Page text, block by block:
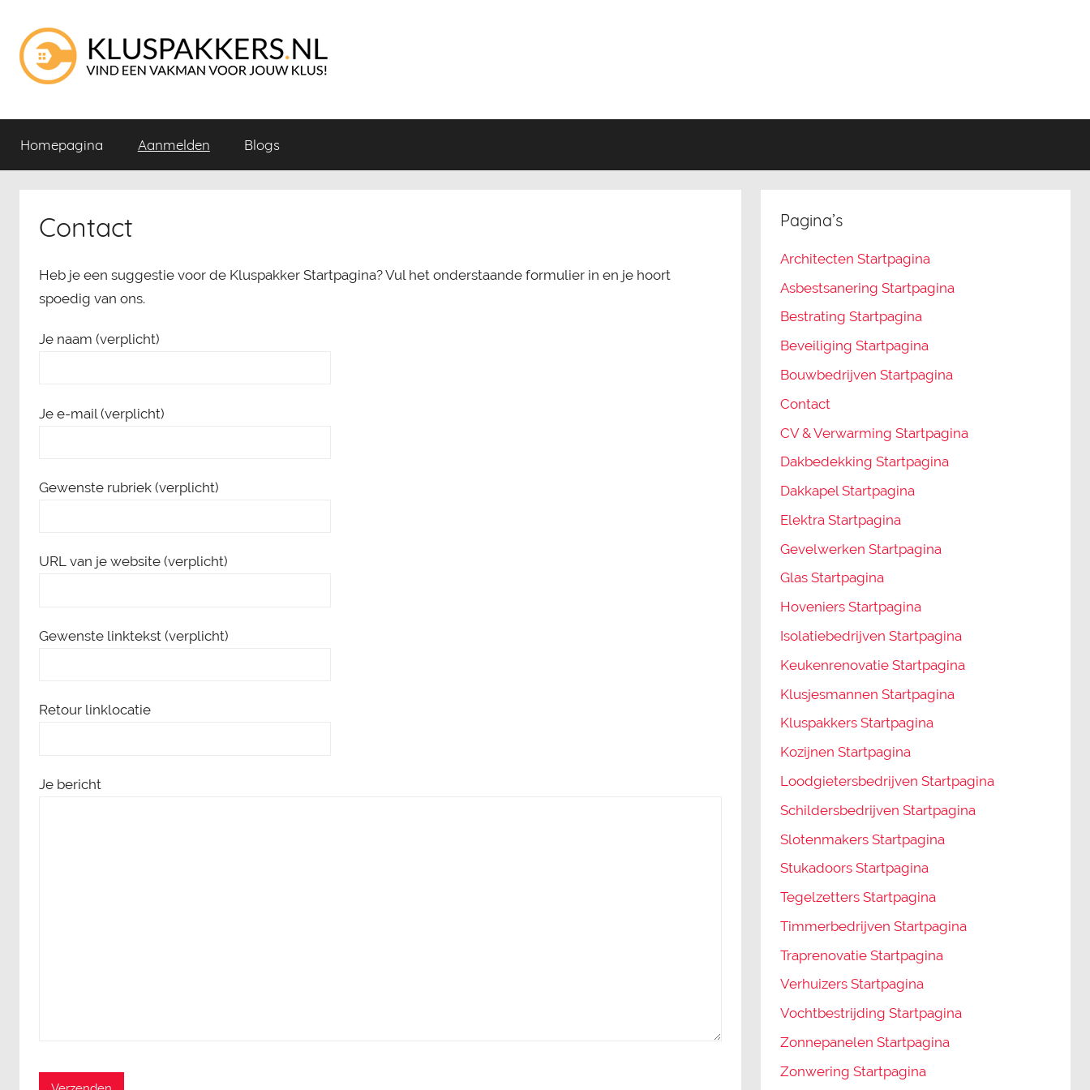
inhoud
springen
Kluspakkers
Startpagina
Kluspakkers
vind
vakman
jouw
Homepagina Aanmelden Blogs
Contact
Heb je een suggestie voor de Kluspakker Startpagina? Vul het onderstaande formulier in en je hoort
spoedig van ons.
Je naam (verplicht)
Je e-mail (verplicht)
Gewenste rubriek (verplicht)
URL van je website (verplicht)
Gewenste linktekst (verplicht)
Retour linklocatie
Je bericht
Pagina’s
Architecten Startpagina
Asbestsanering Startpagina
Bestrating Startpagina
Beveiliging Startpagina
Bouwbedrijven Startpagina
Contact
CV & Verwarming Startpagina
Dakbedekking Startpagina
Dakkapel Startpagina
Elektra Startpagina
Gevelwerken Startpagina
Glas Startpagina
Hoveniers Startpagina
Isolatiebedrijven Startpagina
Keukenrenovatie Startpagina
Klusjesmannen Startpagina
Kluspakkers Startpagina
Kozijnen Startpagina
Loodgietersbedrijven Startpagina
Schildersbedrijven Startpagina
Slotenmakers Startpagina
Stukadoors Startpagina
Tegelzetters Startpagina
Timmerbedrijven Startpagina
Traprenovatie Startpagina
Verhuizers Startpagina
Vochtbestrijding Startpagina
Zonnepanelen Startpagina
Zonwering Startpagina